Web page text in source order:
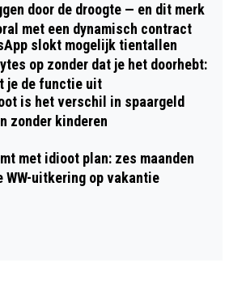
door de droogte — en dit merk
met een dynamisch contract
slokt mogelijk tientallen
op zonder dat je het doorhebt:
je de functie uit
is het verschil in spaargeld
zonder kinderen
met idioot plan: zes maanden
WW-uitkering op vakantie